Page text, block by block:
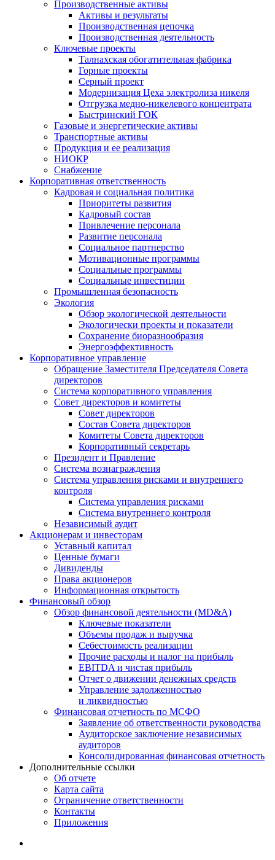
Производственные активы
Активы и результаты
Производственная цепочка
Производственная деятельность
Ключевые проекты
Талнахская обогатительная фабрика
Горные проекты
Серный проект
Модернизация Цеха электролиза никеля
Отгрузка медно-никелевого концентрата
Быстринский ГОК
Газовые и энергетические активы
Транспортные активы
Продукция и ее реализация
НИОКР
Снабжение
Корпоративная ответственность
Кадровая и социальная политика
Приоритеты развития
Кадровый состав
Привлечение персонала
Развитие персонала
Социальное партнерство
Мотивационные программы
Социальные программы
Социальные инвестиции
Промышленная безопасность
Экология
Обзор экологической деятельности
Экологически проекты и показатели
Сохранение биоразнообразия
Энергоэффективность
Корпоративное управление
Обращение Заместителя Председателя Совета
директоров
Система корпоративного управления
Совет директоров и комитеты
Совет директоров
Состав Совета директоров
Комитеты Совета директоров
Корпоративный секретарь
Президент и Правление
Система вознаграждения
Система управления рисками и внутреннего
контроля
Система управления рисками
Система внутреннего контроля
Независимый аудит
Акционерам и инвесторам
Уставный капитал
Ценные бумаги
Дивиденды
Права акционеров
Информационная открытость
Финансовый обзор
Обзор финансовой деятельности (MD&A)
Ключевые показатели
Объемы продаж и выручка
Себестоимость реализации
Прочие расходы и налог на прибыль
EBITDA и чистая прибыль
Отчет о движении денежных средств
Управление задолженностью
и ликвидностью
Финансовая отчетность по МСФО
Заявление об ответственности руководства
Аудиторское заключение независимых
аудиторов
Консолидированная финансовая отчетность
Дополнительные ссылки
Об отчете
Карта сайта
Ограничение ответственности
Контакты
Приложения